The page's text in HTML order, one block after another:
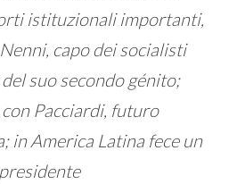
istituzionali importanti,
capo dei socialisti
suo secondo génito;
Pacciardi, futuro
in America Latina fece un